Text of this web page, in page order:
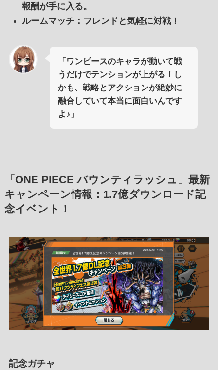
報酬が手に入る。
ルームマッチ：フレンドと気軽に対戦！
「ワンピースのキャラが動いて戦
うだけでテンションが上がる！し
かも、戦略とアクションが絶妙に
融合していて本当に面白いんです
よ♪」
「ONE PIECE バウンティラッシュ」最新
キャンペーン情報：1.7億ダウンロード記
念イベント！
記念ガチャ